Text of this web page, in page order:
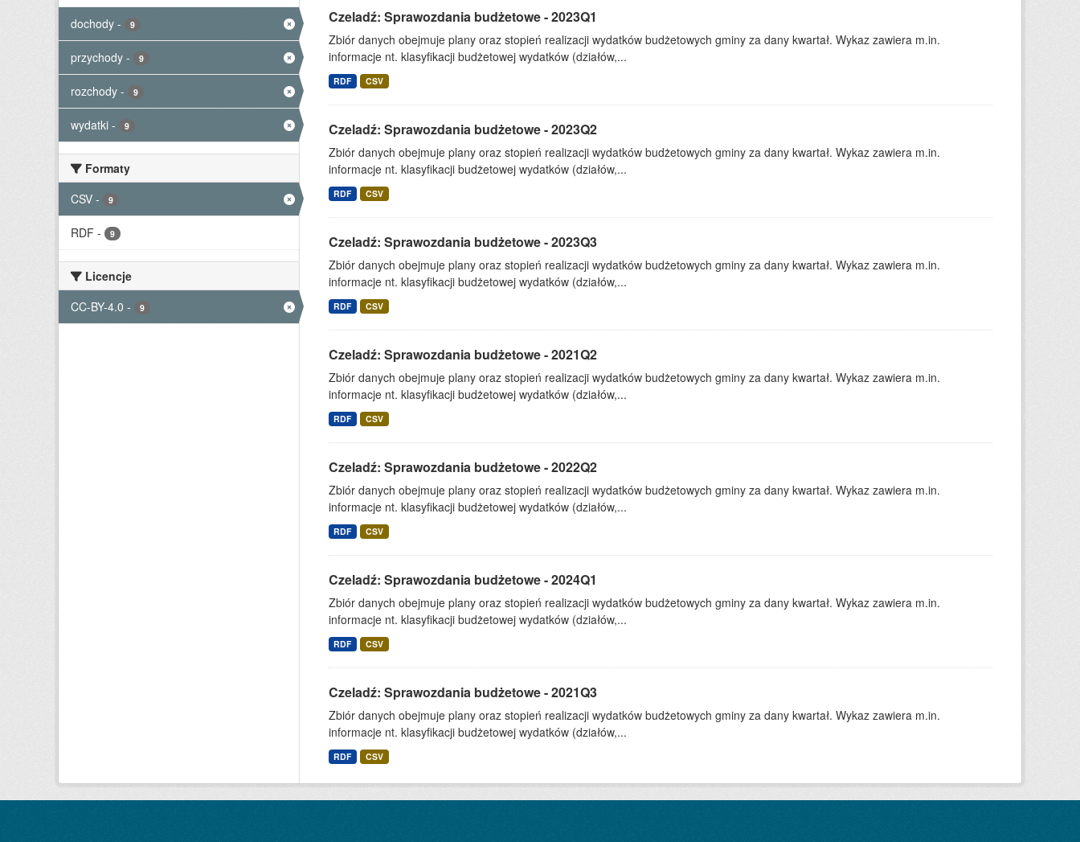
dochody - 9
przychody - 9
rozchody - 9
wydatki - 9
Formaty
CSV - 9
RDF - 9
Licencje
CC-BY-4.0 - 9
Czeladź: Sprawozdania budżetowe - 2023Q1
Zbiór danych obejmuje plany oraz stopień realizacji wydatków budżetowych gminy za dany kwartał. Wykaz zawiera m.in.
informacje nt. klasyfikacji budżetowej wydatków (działów,...
RDF CSV
Czeladź: Sprawozdania budżetowe - 2023Q2
Zbiór danych obejmuje plany oraz stopień realizacji wydatków budżetowych gminy za dany kwartał. Wykaz zawiera m.in.
informacje nt. klasyfikacji budżetowej wydatków (działów,...
RDF CSV
Czeladź: Sprawozdania budżetowe - 2023Q3
Zbiór danych obejmuje plany oraz stopień realizacji wydatków budżetowych gminy za dany kwartał. Wykaz zawiera m.in.
informacje nt. klasyfikacji budżetowej wydatków (działów,...
RDF CSV
Czeladź: Sprawozdania budżetowe - 2021Q2
Zbiór danych obejmuje plany oraz stopień realizacji wydatków budżetowych gminy za dany kwartał. Wykaz zawiera m.in.
informacje nt. klasyfikacji budżetowej wydatków (działów,...
RDF CSV
Czeladź: Sprawozdania budżetowe - 2022Q2
Zbiór danych obejmuje plany oraz stopień realizacji wydatków budżetowych gminy za dany kwartał. Wykaz zawiera m.in.
informacje nt. klasyfikacji budżetowej wydatków (działów,...
RDF CSV
Czeladź: Sprawozdania budżetowe - 2024Q1
Zbiór danych obejmuje plany oraz stopień realizacji wydatków budżetowych gminy za dany kwartał. Wykaz zawiera m.in.
informacje nt. klasyfikacji budżetowej wydatków (działów,...
RDF CSV
Czeladź: Sprawozdania budżetowe - 2021Q3
Zbiór danych obejmuje plany oraz stopień realizacji wydatków budżetowych gminy za dany kwartał. Wykaz zawiera m.in.
informacje nt. klasyfikacji budżetowej wydatków (działów,...
RDF CSV